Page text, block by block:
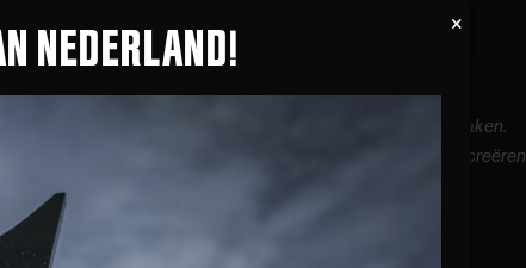
ogen hebben.
gekomen. Dit alles om het wat overzichtelijker te maken.
ruimte bij de fitness wordt getrokken om meer ruimte te creëren.
NEDERLAND!